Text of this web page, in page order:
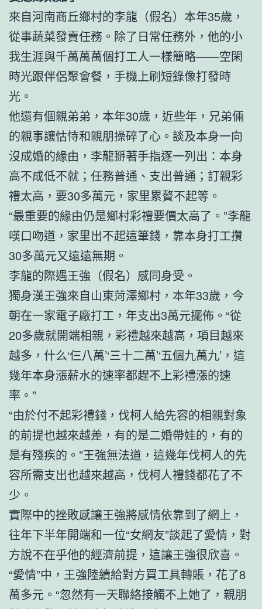
來自河南商丘鄉村的李龍（假名）本年35歲，
從事蔬菜發賣任務。除了日常任務外，他的小
我生涯與千萬萬萬個打工人一樣簡略——空閑
時光跟伴侶聚會餐，手機上刷短錄像打發時
光。
他還有個親弟弟，本年30歲，近些年，兄弟倆
的親事讓怙恃和親朋操碎了心。談及本身一向
沒成婚的緣由，李龍掰著手指逐一列出：本身
高不成低不就；任務普通、支出普通；訂親彩
禮太高，要30多萬元，家里累贅不起等。
“最重要的緣由仍是鄉村彩禮要價太高了。”李龍
嘆口吻道，家里出不起這筆錢，靠本身打工攢
30多萬元又遠遠無期。
李龍的際遇王強（假名）感同身受。
獨身漢王強來自山東菏澤鄉村，本年33歲，今
朝在一家電子廠打工，年支出3萬元擺佈。“從
20多歲就開端相親，彩禮越來越高，項目越來
越多，什么‘仨八萬’‘三十二萬’‘五個九萬九’，這
幾年本身漲薪水的速率都趕不上彩禮漲的速
率。”
“由於付不起彩禮錢，伐柯人給先容的相親對象
的前提也越來越差，有的是二婚帶娃的，有的
是有殘疾的。”王強無法道，這幾年伐柯人的先
容所需支出也越來越高，伐柯人禮錢都花了不
少。
實際中的挫敗感讓王強將感情依靠到了網上，
往年下半年開端和一位“女網友”談起了愛情，對
方說不在乎他的經濟前提，這讓王強很欣喜。
“愛情”中，王強陸續給對方買工具轉賬，花了8
萬多元。“忽然有一天聯絡接觸不上她了，親朋